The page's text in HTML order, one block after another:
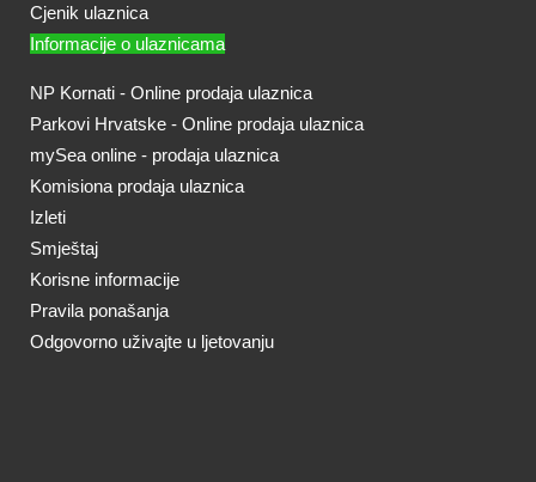
Cjenik ulaznica
Informacije o ulaznicama
NP Kornati - Online prodaja ulaznica
Parkovi Hrvatske - Online prodaja ulaznica
mySea online - prodaja ulaznica
Komisiona prodaja ulaznica
Izleti
Smještaj
Korisne informacije
Pravila ponašanja
Odgovorno uživajte u ljetovanju